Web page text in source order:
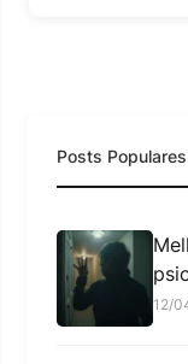
Posts Populares
12/